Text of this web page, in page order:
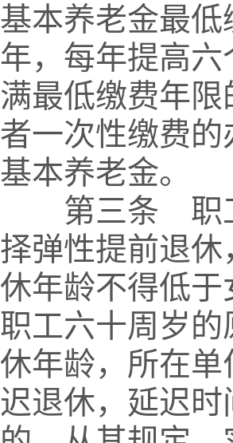
基本养老金最
年，每年提高
满最低缴费年
者一次性缴费
基本养老金。
第三条 职工
择弹性提前退
休年龄不得低
职工六十周岁
休年龄，所在
迟退休，延迟